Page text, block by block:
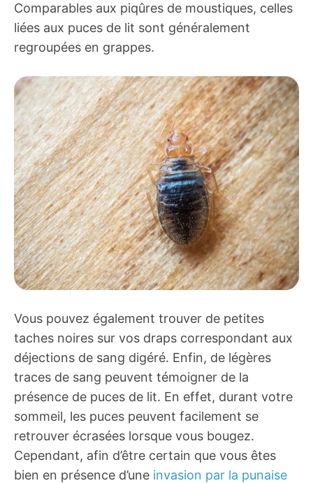
Comparables aux piqûres de moustiques, celles
liées aux puces de lit sont généralement
regroupées en grappes.
Vous pouvez également trouver de petites
taches noires sur vos draps correspondant aux
déjections de sang digéré. Enfin, de légères
traces de sang peuvent témoigner de la
présence de puces de lit. En effet, durant votre
sommeil, les puces peuvent facilement se
retrouver écrasées lorsque vous bougez.
Cependant, afin d’être certain que vous êtes
bien en présence d’une invasion par la punaise